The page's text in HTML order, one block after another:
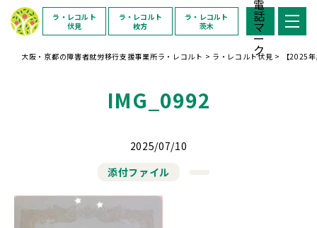
ラ・レコルト
伏見
ラ・レコルト
枚方
ラ・レコルト
茨木
大阪・京都の障害者就労移行支援事業所ラ・レコルト > ラ・レコルト伏見 > 【2025
IMG_0992
2025/07/10
添付ファイル